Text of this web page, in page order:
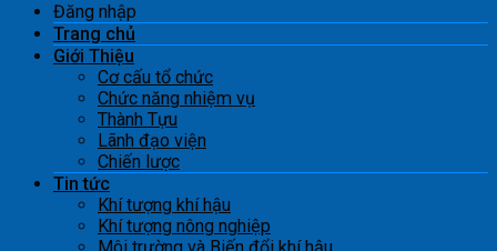
Đăng nhập
Trang chủ
Giới Thiệu
Cơ cấu tổ chức
Chức năng nhiệm vụ
Thành Tựu
Lãnh đạo viện
Chiến lược
Tin tức
Khí tượng khí hậu
Khí tượng nông nghiệp